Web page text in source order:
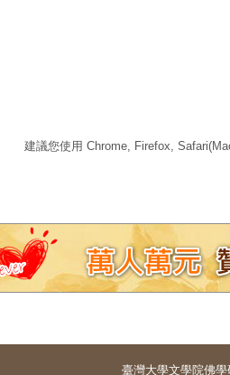
建議您使用 Chrome, Firefox,
臺灣大學文學院佛